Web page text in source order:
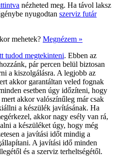
nézheted meg. Ha távol laksz
nyugodtan szerviz futár
mehetek? Megnézem »
tudod megtekinteni. Ebben az
pár percen belül biztosan
a kiszolgálásra. A legjobb az
akkor garantáltan veled fognak
esetben úgy időzíteni, hogy
akkor valószínűleg már csak
a készülék javításának. Ha
akkor nagy esély van rá,
a készüléket úgy, hogy még
a javítási időt mindig a
A javítási idő minden
és a szerviz terheltségétől.